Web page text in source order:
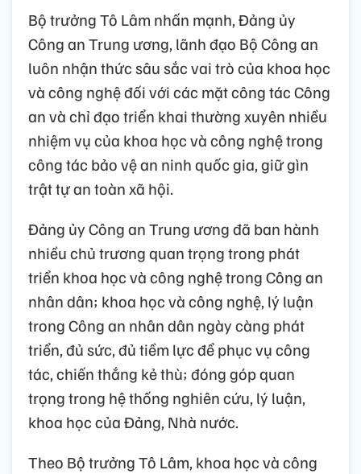
Bộ trưởng Tô Lâm nhấn mạnh, Đảng ủy
Công an Trung ương, lãnh đạo Bộ Công an
luôn nhận thức sâu sắc vai trò của khoa học
và công nghệ đối với các mặt công tác Công
an và chỉ đạo triển khai thường xuyên nhiều
nhiệm vụ của khoa học và công nghệ trong
công tác bảo vệ an ninh quốc gia, giữ gìn
trật tự an toàn xã hội.
Đảng ủy Công an Trung ương đã ban hành
nhiều chủ trương quan trọng trong phát
triển khoa học và công nghệ trong Công an
nhân dân; khoa học và công nghệ, lý luận
trong Công an nhân dân ngày càng phát
triển, đủ sức, đủ tiềm lực để phục vụ công
tác, chiến thắng kẻ thù; đóng góp quan
trọng trong hệ thống nghiên cứu, lý luận,
khoa học của Đảng, Nhà nước.
Theo Bộ trưởng Tô Lâm, khoa học và công